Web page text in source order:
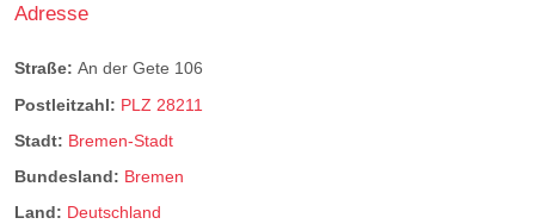
Adresse
Straße: An der Gete 106
Postleitzahl: PLZ 28211
Stadt: Bremen-Stadt
Bundesland: Bremen
Land: Deutschland